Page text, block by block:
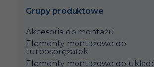
Grupy produktowe
Akcesoria do montażu
Elementy montażowe do
turbosprężarek
Elementy montażowe do